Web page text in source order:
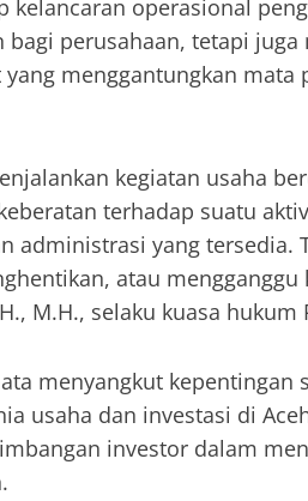
operasional
perusahaan, tetapi
menggantungkan mata
kegiatan usaha
terhadap suatu
administrasi yang tersedia.
atau mengganggu
M.H., selaku kuasa hukum
menyangkut kepentingan
usaha dan investasi di
investor dalam